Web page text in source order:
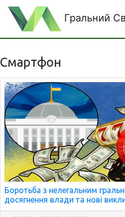
Гральний
Смартфон
Боротьба з нелегальним
досягнення влади та нові